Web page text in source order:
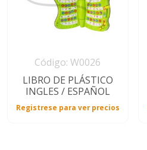
Código: W0026
LIBRO DE PLÁSTICO
INGLES / ESPAÑOL
Registrese para ver precios